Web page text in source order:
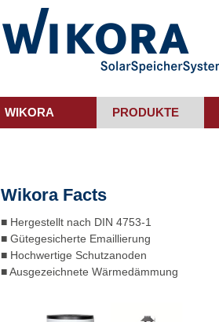
WIKORA PRODUKTE
Wikora Facts
■ Hergestellt nach DIN 4753-1
■ Gütegesicherte Emaillierung
■ Hochwertige Schutzanoden
■ Ausgezeichnete Wärmedämmung